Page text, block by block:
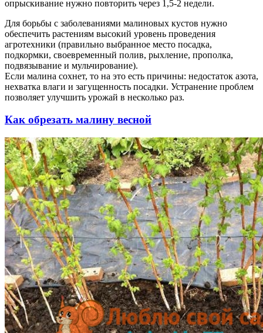
опрыскивание нужно повторить через 1,5-2 недели.
Для борьбы с заболеваниями малиновых кустов нужно
обеспечить растениям высокий уровень проведения
агротехники (правильно выбранное место посадка,
подкормки, своевременный полив, рыхление, прополка,
подвязывание и мульчирование).
Если малина сохнет, то на это есть причины: недостаток азота,
нехватка влаги и загущенность посадки. Устранение проблем
позволяет улучшить урожай в несколько раз.
Как обрезать малину весной